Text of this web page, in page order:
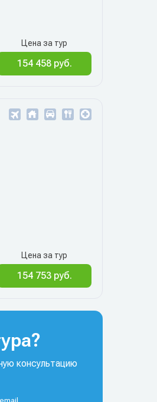
Цена за тур
154 458 руб.
Цена за тур
154 753 руб.
консультацию